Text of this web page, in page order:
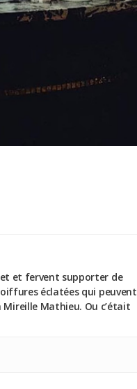
et fervent supporter de
éclatées qui peuvent
Mathieu. Ou c’était